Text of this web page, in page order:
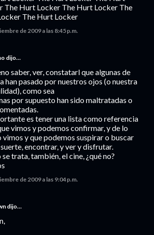
The Hurt Locker The Hurt Locker The
The Hurt Locker
de 2009 a las 8:45 p.m.
dijo…
saber, ver, constatarl que algunas de
han pasado por nuestros ojos (o nuestra
como sea
por supuesto han sido maltratadas o
es tener una lista como referencia
vimos y podemos confirmar, y de lo
vimos y que podemos suspirar o buscar
encontrar, y ver y disfrutar.
se trata, también, el cine, ¿qué no?
de 2009 a las 9:04 p.m.
dijo…